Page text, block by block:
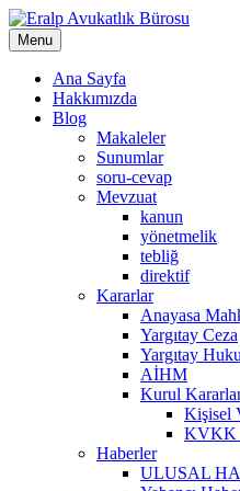
Skip
to
content
Menu
Ana Sayfa
Hakkımızda
Blog
Makaleler
Sunumlar
soru-cevap
Mevzuat
kanun
yönetmelik
tebliğ
direktif
Kararlar
Anayasa
Yargıtay Ceza
Yargıtay
AİHM
Kurul
Kişisel
KVKK
Haberler
ULUSAL